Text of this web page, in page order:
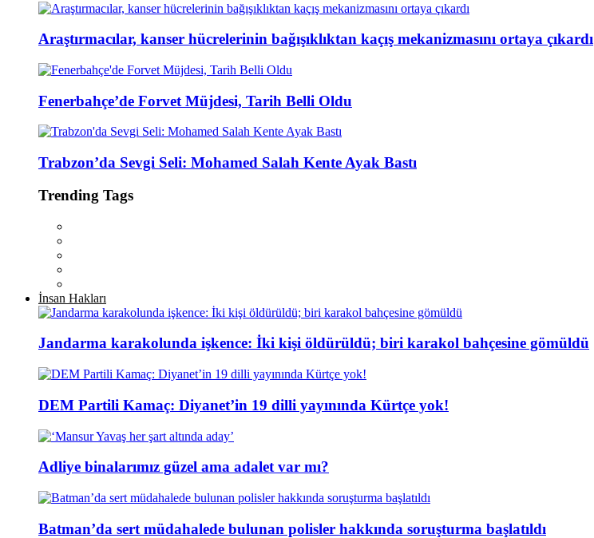
Araştırmacılar, kanser hücrelerinin bağışıklıktan kaçış mekanizmasını ortaya çıkardı
Fenerbahçe’de Forvet Müjdesi, Tarih Belli Oldu
Trabzon’da Sevgi Seli: Mohamed Salah Kente Ayak Bastı
Trending Tags
İnsan Hakları
Jandarma karakolunda işkence: İki kişi öldürüldü; biri karakol bahçesine gömüldü
DEM Partili Kamaç: Diyanet’in 19 dilli yayınında Kürtçe yok!
Adliye binalarımız güzel ama adalet var mı?
Batman’da sert müdahalede bulunan polisler hakkında soruşturma başlatıldı